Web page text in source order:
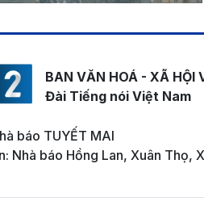
BAN VĂN HOÁ - XÃ HỘI
Đài Tiếng nói Việt Nam
báo TUYẾT MAI
Nhà báo Hồng Lan, Xuân Thọ,